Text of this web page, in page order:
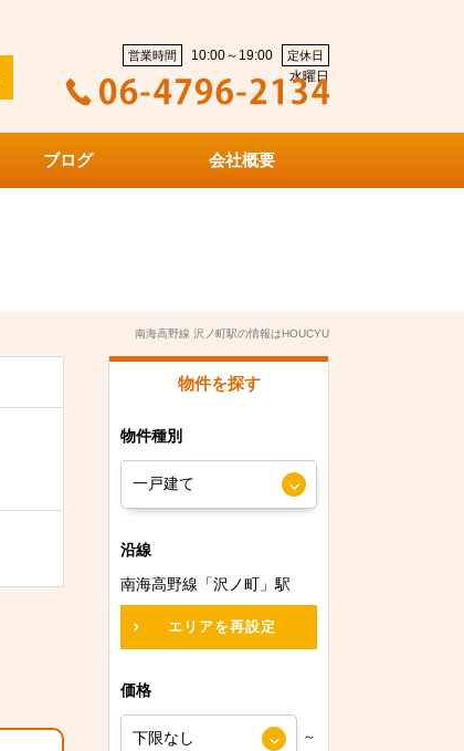
営業時間 10:00～19:00 定休日
水曜日
ブログ 会社概要
南海高野線 沢ノ町駅の情報はHOUCYU
物件を探す
物件種別
沿線
南海高野線「沢ノ町」駅
エリアを再設定
価格
～